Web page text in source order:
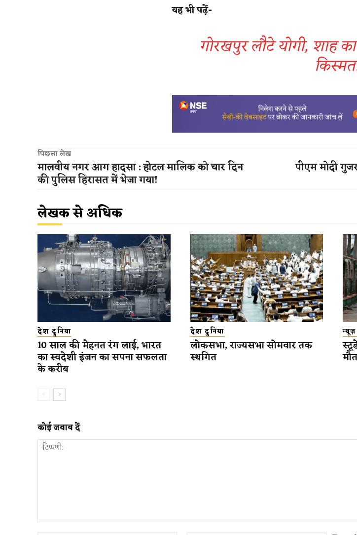
यह भी पढ़ें-
गोरखपुर लौटे योगी, शाह
पिछला लेख
मालवीय नगर आग हादसा : होटल मालिक को चार दिन
की पुलिस हिरासत में भेजा गया!
पीएम मोदी
लेखक से अधिक
देश दुनिया
10 साल की मेहनत रंग लाई, भारत
का स्वदेशी इंजन का सपना सफलता
के करीब
देश दुनिया
लोकसभा, राज्यसभा सोमवार तक
स्थगित
कोई जवाब दें